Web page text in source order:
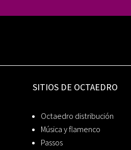
SITIOS DE OCTAEDRO
Octaedro distribución
Música y flamenco
Passos